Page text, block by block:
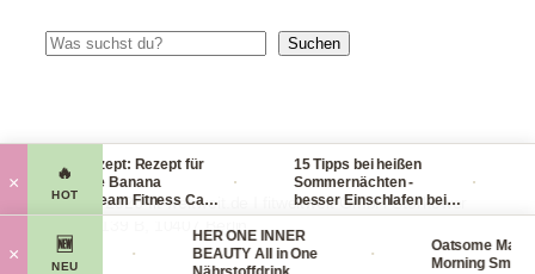
Suchen Suchen
© 2014-2026 fit-weltweit.de I fitweltweit GmbH Storkower
× 🔥
HOT
Blitzrezept: Rezept für
leckere Banana
Nicecream Fitness Carb
Eiscream
15 Tipps bei heißen
Sommernächten -
besser Einschlafen bei
Hitze (Tag & Nacht)
× 🆕
NEU
Mask
HER ONE INNER
BEAUTY All in One
Oatsome Matcha
Morning